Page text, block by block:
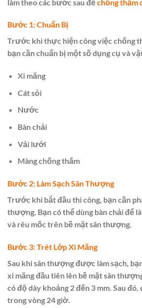
làm theo các bước sau đểchống thấm
Bước 1: Chuẩn Bị
Trước khi thực hiện công việc chống
bạn cần chuẩn bị một số dụng cụ và
Xi măng
Cát sỏi
Nước
Bàn chải
Vải lưới
Màng chống thấm
Bước 2: Làm Sạch Sân Thượng
Trước khi bắt đầu thi công, bạn cần
thượng. Bạn có thể dùng bàn chải để
và rêu mốc trên bề mặt sân thượng.
Bước 3: Trét Lớp Xi Măng
Sau khi sân thượng được làm sạch,
xi măng đầu tiên lên bề mặt sân
có độ dày khoảng 2 đến 3 mm. Sau đó,
trong vòng 24 giờ.